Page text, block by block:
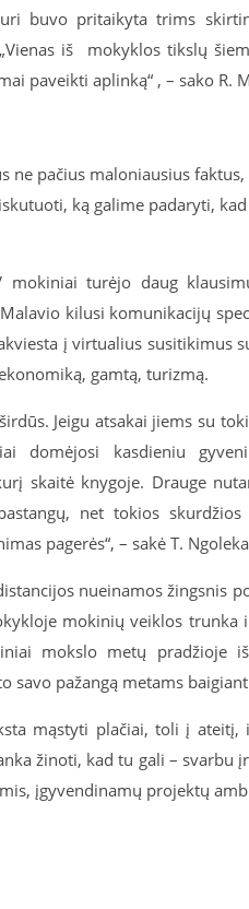
buvo pritaikyta trims
iš mokyklos tikslų
paveikti aplinką“ , – sako R.
ne pačius maloniausius
ką galime padaryti,
mokiniai turėjo daug
kilusi komunikacijų
į virtualius susitikimus
gamtą, turizmą.
Jeigu atsakai jiems su
domėjosi kasdieniu
skaitė knygoje. Drauge
net tokios
pagerės“, – sakė T.
nueinamos žingsnis
mokinių veiklos trunka
mokslo metų pradžioje
savo pažangą metams
mąstyti plačiai, toli į ateitį,
žinoti, kad tu gali – svarbu
įgyvendinamų projektų